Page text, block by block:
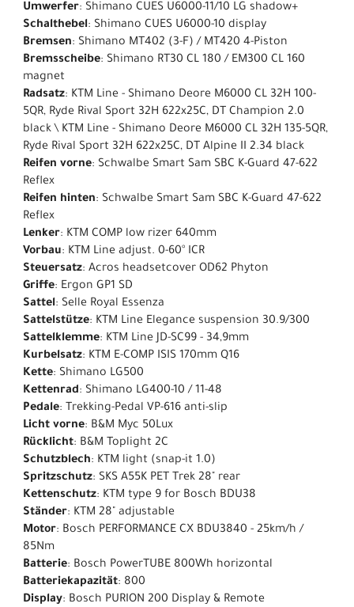
Umwerfer: Shimano CUES U6000-11/10 LG shadow+
Schalthebel: Shimano CUES U6000-10 display
Bremsen: Shimano MT402 (3-F) / MT420 4-Piston
Bremsscheibe: Shimano RT30 CL 180 / EM300 CL 160
magnet
Radsatz: KTM Line - Shimano Deore M6000 CL 32H 100-
5QR, Ryde Rival Sport 32H 622x25C, DT Champion 2.0
black \ KTM Line - Shimano Deore M6000 CL 32H 135-5QR,
Ryde Rival Sport 32H 622x25C, DT Alpine II 2.34 black
Reifen vorne: Schwalbe Smart Sam SBC K-Guard 47-622
Reflex
Reifen hinten: Schwalbe Smart Sam SBC K-Guard 47-622
Reflex
Lenker: KTM COMP low rizer 640mm
Vorbau: KTM Line adjust. 0-60° ICR
Steuersatz: Acros headsetcover OD62 Phyton
Griffe: Ergon GP1 SD
Sattel: Selle Royal Essenza
Sattelstütze: KTM Line Elegance suspension 30.9/300
Sattelklemme: KTM Line JD-SC99 - 34,9mm
Kurbelsatz: KTM E-COMP ISIS 170mm Q16
Kette: Shimano LG500
Kettenrad: Shimano LG400-10 / 11-48
Pedale: Trekking-Pedal VP-616 anti-slip
Licht vorne: B&M Myc 50Lux
Rücklicht: B&M Toplight 2C
Schutzblech: KTM light (snap-it 1.0)
Spritzschutz: SKS A55K PET Trek 28" rear
Kettenschutz: KTM type 9 for Bosch BDU38
Ständer: KTM 28" adjustable
Motor: Bosch PERFORMANCE CX BDU3840 - 25km/h /
85Nm
Batterie: Bosch PowerTUBE 800Wh horizontal
Batteriekapazität: 800
Display: Bosch PURION 200 Display & Remote